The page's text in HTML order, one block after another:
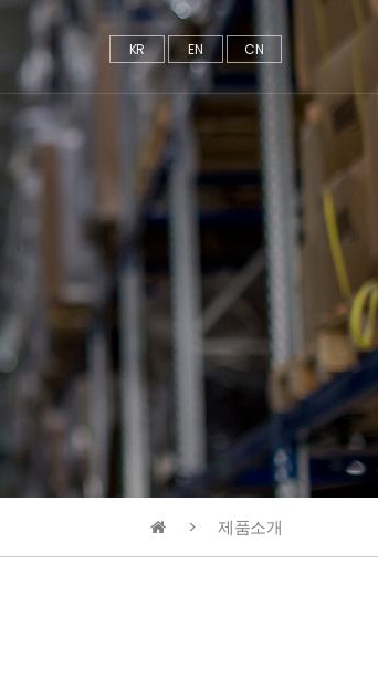
CN
EN
KR
제품소개